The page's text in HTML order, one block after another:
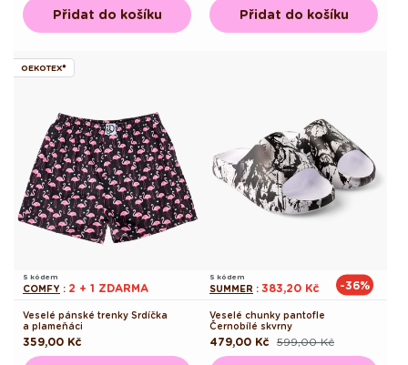
Přidat do košíku Přidat do košíku
OEKOTEX®
S kódem
COMFY : 2 + 1 ZDARMA
Veselé pánské trenky Srdíčka
a plameňáci
Běžná
cena
359,00 Kč
S kódem
SUMMER : 383,20 Kč -36%
Veselé chunky pantofle
Černobílé skvrny
Běžná
cena
599,00 Kč
Výprodejová
cena
479,00 Kč